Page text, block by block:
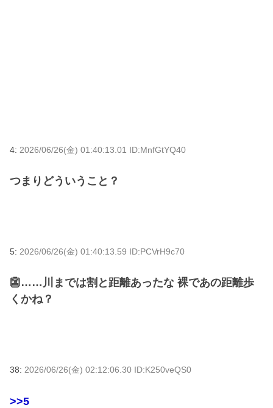
4: 2026/06/26(金) 01:40:13.01 ID:MnfGtYQ40
つまりどういうこと？
5: 2026/06/26(金) 01:40:13.59 ID:PCVrH9c70
👺……川までは割と距離あったな 裸であの距離歩
くかね？
38: 2026/06/26(金) 02:12:06.30 ID:K250veQS0
>>5